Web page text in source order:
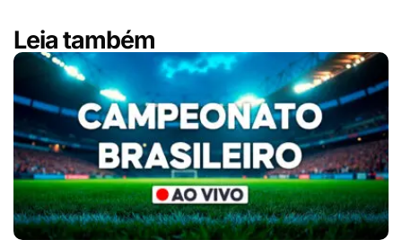
Leia também